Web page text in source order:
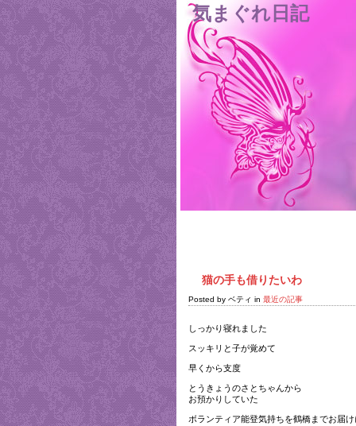
気まぐれ日記
猫の手も借りたいわ
Posted by ベティ in 最近の記事
しっかり寝れました
スッキリと子が覚めて
早くから支度
とうきょうのさとちゃんから
お預かりしていた
ボランティア能登気持ちを鶴橋までお届